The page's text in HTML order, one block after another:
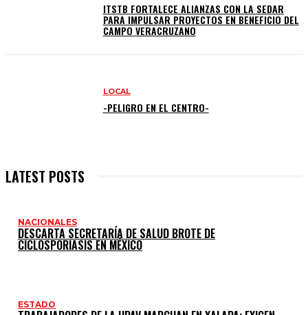
ITSTB FORTALECE ALIANZAS CON LA SEDAR
PARA IMPULSAR PROYECTOS EN BENEFICIO DEL
CAMPO VERACRUZANO
LOCAL
-PELIGRO EN EL CENTRO-
LATEST POSTS
NACIONALES
DESCARTA SECRETARÍA DE SALUD BROTE DE
CICLOSPORIASIS EN MÉXICO
ESTADO